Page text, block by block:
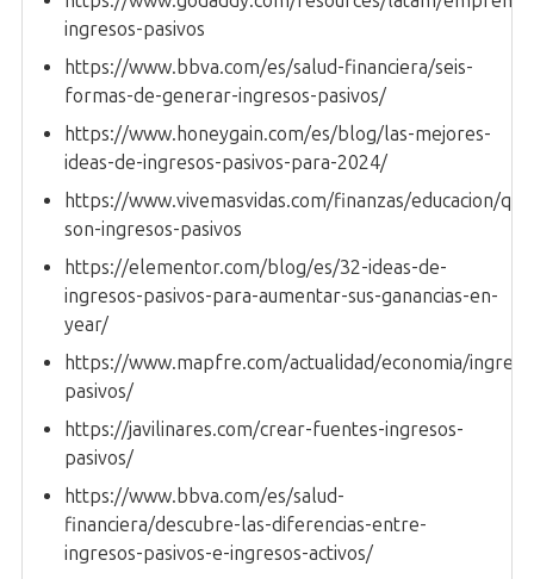
ingresos-pasivos
https://www.bbva.com/es/salud-financiera/seis-
formas-de-generar-ingresos-pasivos/
https://www.honeygain.com/es/blog/las-mejores-
ideas-de-ingresos-pasivos-para-2024/
https://www.vivemasvidas.com/finanzas/educacion/
son-ingresos-pasivos
https://elementor.com/blog/es/32-ideas-de-
ingresos-pasivos-para-aumentar-sus-ganancias-en-
year/
https://www.mapfre.com/actualidad/economia/
pasivos/
https://javilinares.com/crear-fuentes-ingresos-
pasivos/
https://www.bbva.com/es/salud-
financiera/descubre-las-diferencias-entre-
ingresos-pasivos-e-ingresos-activos/